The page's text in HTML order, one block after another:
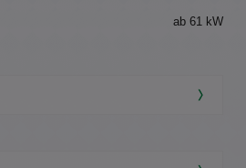
ab 61 kW